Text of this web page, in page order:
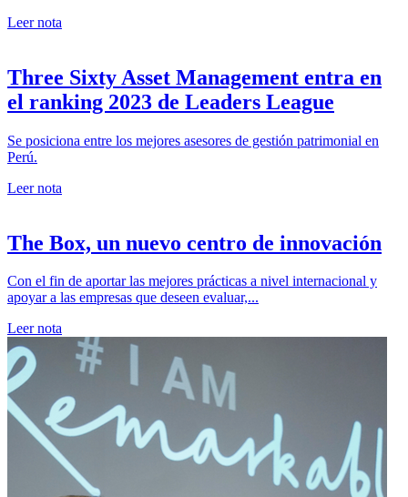
Leer nota
Three Sixty Asset Management entra en
el ranking 2023 de Leaders League
Se posiciona entre los mejores asesores de gestión patrimonial en
Perú.
Leer nota
The Box, un nuevo centro de innovación
Con el fin de aportar las mejores prácticas a nivel internacional y
apoyar a las empresas que deseen evaluar,...
Leer nota